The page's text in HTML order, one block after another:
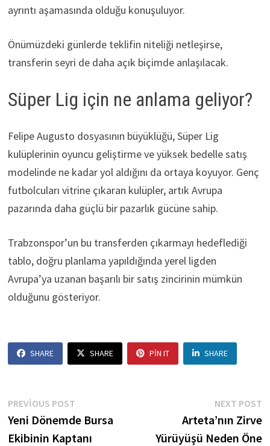
ayrıntı aşamasında olduğu konuşuluyor.
Önümüzdeki günlerde teklifin niteliği netleşirse,
transferin seyri de daha açık biçimde anlaşılacak.
Süper Lig için ne anlama geliyor?
Felipe Augusto dosyasının büyüklüğü, Süper Lig
kulüplerinin oyuncu geliştirme ve yüksek bedelle satış
modelinde ne kadar yol aldığını da ortaya koyuyor. Genç
futbolcuları vitrine çıkaran kulüpler, artık Avrupa
pazarında daha güçlü bir pazarlık gücüne sahip.
Trabzonspor’un bu transferden çıkarmayı hedeflediği
tablo, doğru planlama yapıldığında yerel ligden
Avrupa’ya uzanan başarılı bir satış zincirinin mümkün
olduğunu gösteriyor.
SHARE SHARE PIN IT SHARE
Yazı
gezinmesi
PREVIOUS POSTPrevious
post:
Yeni Dönemde Bursa
Ekibinin Kaptanı
NEXT POST
Arteta’nın Zirve
Yürüyüşü Neden Öne